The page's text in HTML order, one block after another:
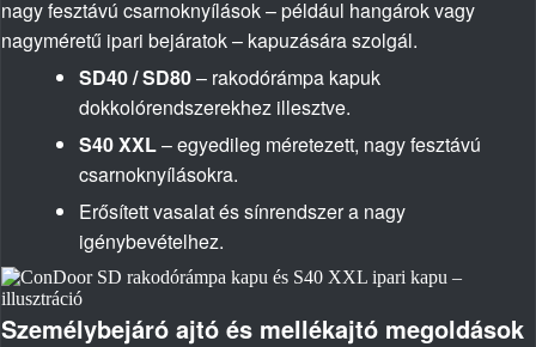
nagy fesztávú csarnoknyílások – például hangárok vagy
nagyméretű ipari bejáratok – kapuzására szolgál.
SD40 / SD80– rakodórámpa kapuk
dokkolórendszerekhez illesztve.
S40 XXL– egyedileg méretezett, nagy fesztávú
csarnoknyílásokra.
Erősített vasalat és sínrendszer a nagy
igénybevételhez.
Személybejáró ajtó és mellékajtó megoldások